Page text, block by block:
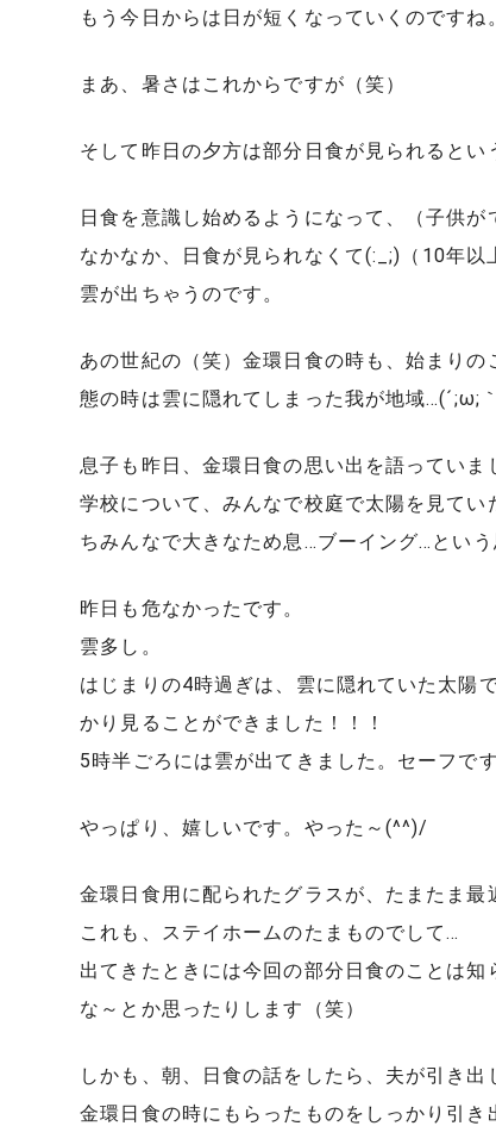
もう今日からは日が短くなっていくのですね。
まあ、暑さはこれからですが（笑）
そして昨日の夕方は部分日食が見られるとい
日食を意識し始めるようになって、（子供が
なかなか、日食が見られなくて(:_;)（10年以
雲が出ちゃうのです。
あの世紀の（笑）金環日食の時も、始まり
態の時は雲に隠れてしまった我が地域…(´;ω;
息子も昨日、金環日食の思い出を語っていま
学校について、みんなで校庭で太陽を見て
ちみんなで大きなため息…ブーイング…という
昨日も危なかったです。
雲多し。
はじまりの4時過ぎは、雲に隠れていた太陽
かり見ることができました！！！
5時半ごろには雲が出てきました。セーフです
やっぱり、嬉しいです。やった～(^^)/
金環日食用に配られたグラスが、たまたま
これも、ステイホームのたまものでして…
出てきたときには今回の部分日食のことは
な～とか思ったりします（笑）
しかも、朝、日食の話をしたら、夫が引き
金環日食の時にもらったものをしっかり引き